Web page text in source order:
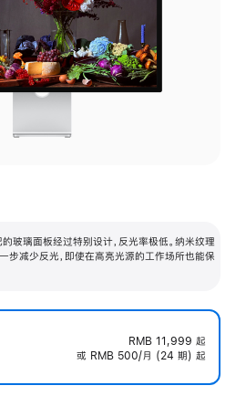
的玻璃面板经过特别设计，反光率极低。纳米纹理
步减少反光，即使在高亮光源的工作场所也能保
RMB 11,999 起
或 RMB 500/月 (24 期) 起